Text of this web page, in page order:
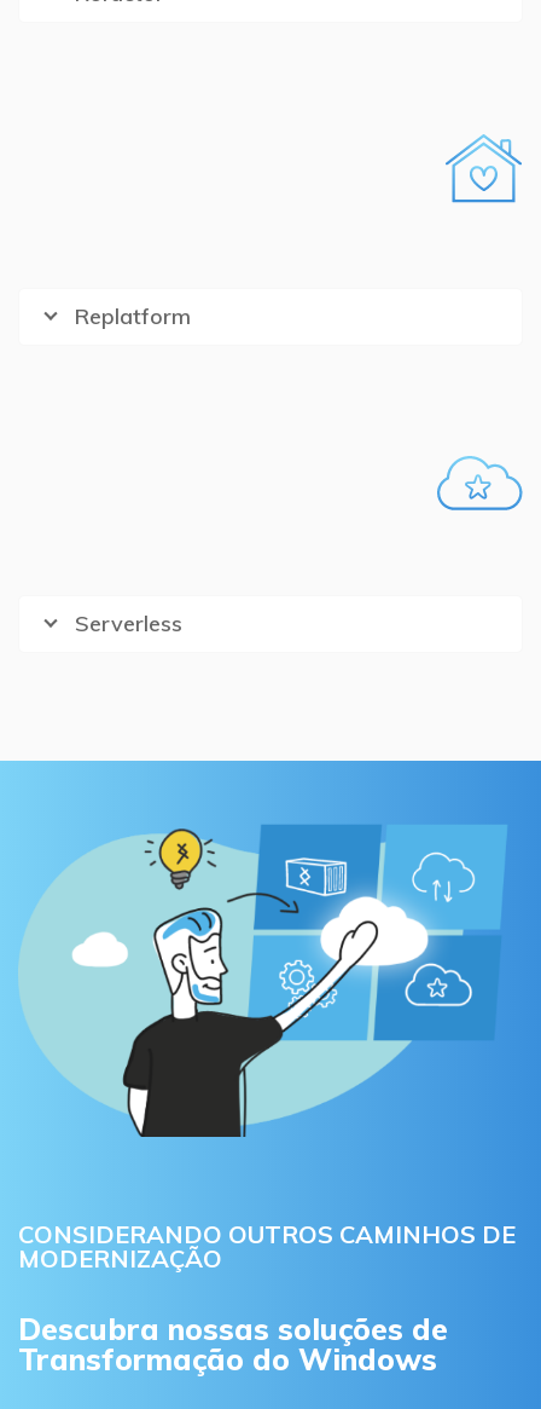
Replatform
Serverless
CONSIDERANDO OUTROS CAMINHOS DE
MODERNIZAÇÃO
Descubra nossas soluções de
Transformação do Windows